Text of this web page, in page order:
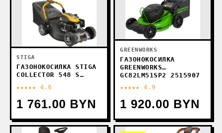
STIGA
ГАЗОНОКОСИЛКА STIGA
COLLECTOR 548 S
★★★★★ 4.6
1 761.00 BYN
GREENWORKS
ГАЗОНОКОСИЛКА
GREENWORKS
GC82LM51SP2 2515907
★★★★★ 4.9
1 920.00 BYN